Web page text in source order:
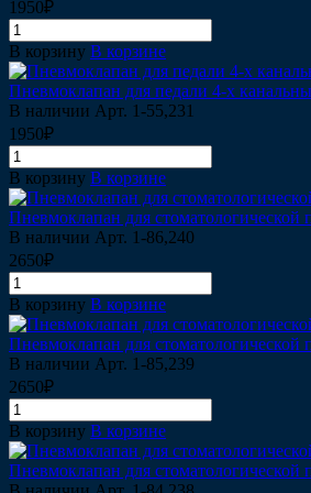
1950₽
В корзину В корзине
Пневмоклапан для педали 4-х
В наличии Арт. 1-55,231
1950₽
В корзину В корзине
Пневмоклапан для стоматологической
В наличии Арт. 1-86,240
2650₽
В корзину В корзине
Пневмоклапан для стоматологической
В наличии Арт. 1-85,239
2650₽
В корзину В корзине
Пневмоклапан для стоматологической